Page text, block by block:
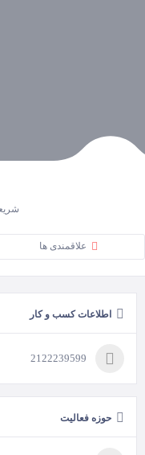
علاقمندی ها
اطلاعات کسب و کار
2122239599
حوزه فعالیت